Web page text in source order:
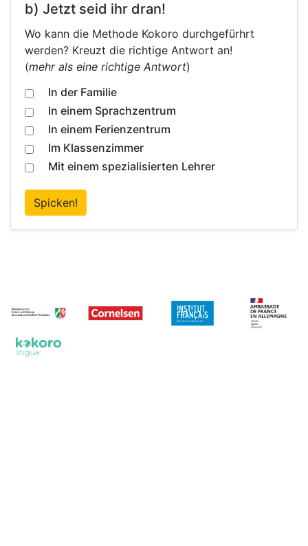
b) Jetzt seid ihr dran!
Wo kann die Methode Kokoro durchgefürhrt
werden? Kreuzt die richtige Antwort an!
(mehr als eine richtige Antwort)
In der Familie
In einem Sprachzentrum
In einem Ferienzentrum
Im Klassenzimmer
Mit einem spezialisierten Lehrer
Spicken!